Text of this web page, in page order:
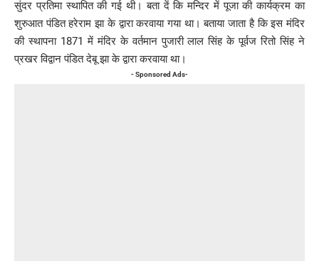
सुंदर प्रतिमा स्थापित की गई थी। बता दें कि मन्दिर में पूजा की कार्यक्रम का
शुरुआत पंडित हरेराम झा के द्वारा करवाया गया था। बताया जाता है कि इस मंदिर
की स्थापना 1871 में मंदिर के वर्तमान पुजारी लाल सिंह के पूर्वज रितो सिंह ने
प्रखर विद्वान पंडित देबू झा के द्वारा करवाया था।
- Sponsored Ads-